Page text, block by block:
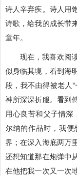
诗人辛弃疾。诗人用
诗歌，给我的成长带
童年。
现在，我喜欢阅
似身临其境，看到海
段，我不由得被老人
神所深深折服。看到
用心良苦和父子情深
尔纳的作品时，我
界；在深入海底两万
还想知道那在炮弹中
在他把我一次又一次